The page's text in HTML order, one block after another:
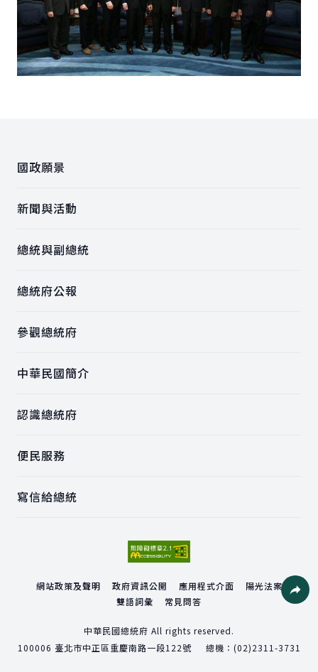
國政願景
新聞與活動
總統與副總統
總統府公報
參觀總統府
中華民國簡介
認識總統府
便民服務
寫信給總統
網站政策及聲明 政府資訊公開 應用程式介面
陽光法案
雙語詞彙
常見問答
中華民國總統府 All rights reserved.
100006 臺北市中正區重慶南路一段122號 總機： (02)2311-3731